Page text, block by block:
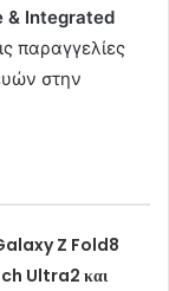
& Integrated
παραγγελίες
στην
Z Fold8
Ultra2 και